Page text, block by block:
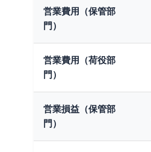
営業費用（保管部
門）
営業費用（荷役部
門）
営業損益（保管部
門）